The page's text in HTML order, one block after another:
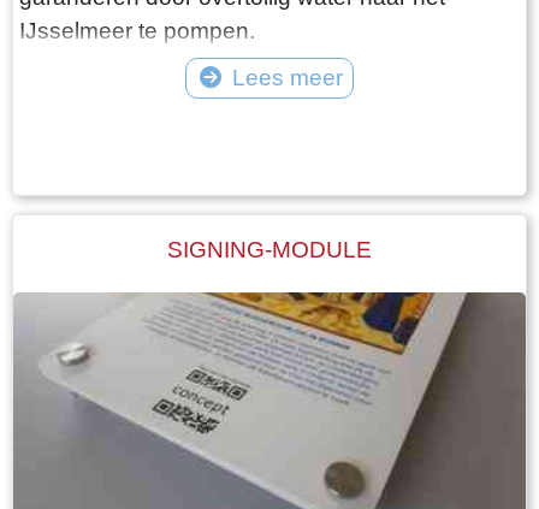
code informatiebordjes) brengt erfgoedcollecties
naar de openbare ruimte Beheerders van
erfgoedcollecties en lokale archieven kunnen
verhalen en wandelroutes direct toegankelijk
voor publiek via smartphone, zonder extra apps
of ingewikkelde techniek. De QR-code bordjes
zijn inzetbaar voor verschillende toepassingen,
zoals: • Dorps- en stadswandelingen•
Themawandelingen (bijvoorbeeld oorlog en
monumenten)• Museumopstellingen en
(tijdelijke) tentoonstellingen• Binnen- en
buitenpresentaties bij musea, monumentale
IJsselmeer te pompen.
Lees meer
SIGNING-MODULE